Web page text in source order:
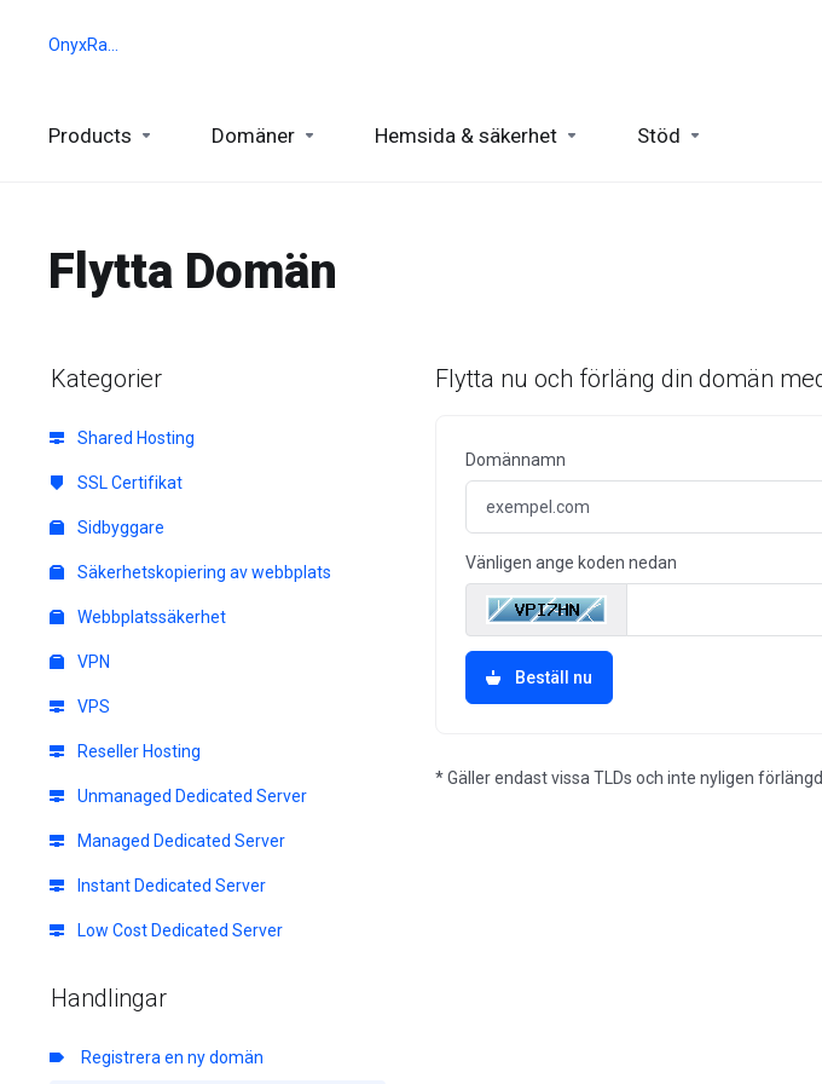
Products Domäner Hemsida & säkerhet Stöd
Flytta Domän
Kategorier
Shared Hosting
SSL Certifikat
Sidbyggare
Säkerhetskopiering av webbplats
Webbplatssäkerhet
VPN
VPS
Reseller Hosting
Unmanaged Dedicated Server
Managed Dedicated Server
Instant Dedicated Server
Low Cost Dedicated Server
Handlingar
Registrera en ny domän
Flytta nu och förläng din domän
Domännamn
Vänligen ange koden nedan
Beställ nu
* Gäller endast vissa TLDs och inte nyligen